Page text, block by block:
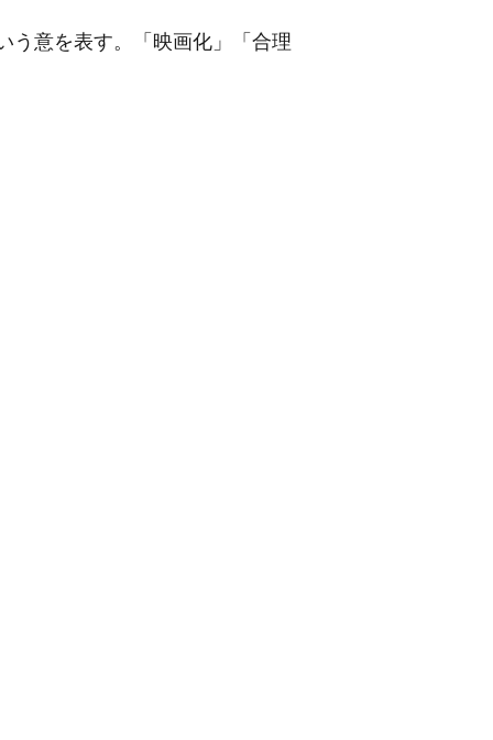
う意を表す。「映画化 」「合理